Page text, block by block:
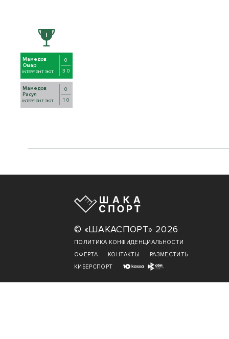
Мамедов
Омар
INTERFIGHT ЭЮТ
0
3 0
Мамедов
Расул
INTERFIGHT ЭЮТ
0
1 0
© «ШАКАСПОРТ» 2026
ПОЛИТИКА КОНФИДЕНЦИАЛЬНОСТИ
ОФЕРТА
КОНТАКТЫ
РАЗМЕСТИТЬ
КИБЕРСПОРТ